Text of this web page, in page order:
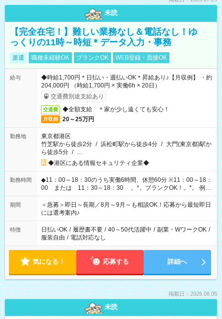
未読
【完全在宅！】難しい業務なし＆電話なし！ゆ
っくりの11時～時短＊データ入力・事務
派遣 職種未経験OK ブランクOK WEB登録・面接OK
給与
◆時給1,700円＊日払い・週払いOK＊昇給あり♪【月収例】 ・約
204,000円 （時給1,700円 × 実働6h × 20日）
交通費別途支給あり
交通費 ◆全額支給 ＊家が少し遠くても安心！
月収例 20～25万円
勤務地
東京都港区
竹芝駅から徒歩2分 / 浜松町駅から徒歩4分 / 大門(東京都)駅か
ら徒歩5分 / …
◆港区にある情報セキュリティ企業◆
勤務時間
◆11：00～18：30のうち実働6時間、休憩60分 ※11：00～18：
00 または 11：30～18：30 。*。ブランクOK！。*。 例え
ば前職が、 在宅/財団法人/事務/コールセンター/受付/販売/カフェ
スタッフ スイーツ販売/ホテルフロント/化粧品販売/など 様々な
業界から入社して活躍されています♪
期間
＜急募＞即日～長期／8月～9月～も相談OK！応募から最短即日
には選考案内♪
特徴 日払いOK / 履歴書不要 / 40～50代活躍中 / 副業・WワークOK /
服装自由 / 電話対応なし
気になる！ 応募する 詳細へ
掲載日：2026.08.05
未読